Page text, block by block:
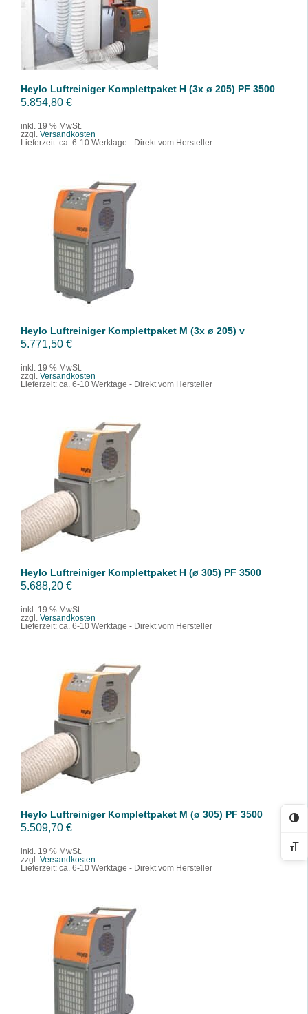
/
DETAILS
Heylo Luftreiniger Komplettpaket H (3x ø 205) PF 3500
5.854,80 €
inkl. 19 % MwSt.
zzgl. Versandkosten
Lieferzeit: ca. 6-10 Werktage - Direkt vom Hersteller
IN DEN WARENKORB
/
DETAILS
Heylo Luftreiniger Komplettpaket M (3x ø 205) v
5.771,50 €
inkl. 19 % MwSt.
zzgl. Versandkosten
Lieferzeit: ca. 6-10 Werktage - Direkt vom Hersteller
IN DEN WARENKORB
/
Heylo Luftreiniger Komplettpaket H (ø 305) PF 3500
5.688,20 €
inkl. 19 % MwSt.
zzgl. Versandkosten
Lieferzeit: ca. 6-10 Werktage - Direkt vom Hersteller
IN DEN WARENKORB
/
Heylo Luftreiniger Komplettpaket M (ø 305) PF 3500
5.509,70 €
inkl. 19 % MwSt.
zzgl. Versandkosten
Lieferzeit: ca. 6-10 Werktage - Direkt vom Hersteller
IN DEN WARENKORB
/
DETAILS